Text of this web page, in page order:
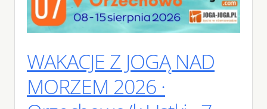
WAKACJE Z JOGĄ NAD
MORZEM 2026 ·